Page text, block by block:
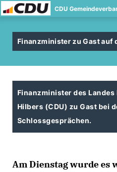
CDU
Finanzminister zu Gast auf
Finanzminister des
Hilbers (CDU) zu Gast bei
Schlossgesprächen.
Am Dienstag wurde es